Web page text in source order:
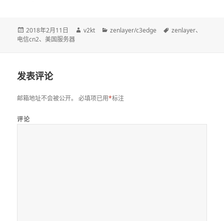
发
布
2018年2月11日
作
v2kt
分
zenlayer/c3edge
标
zenlayer、
电信cn2、美国服务器
发表评论
邮箱地址不会被公开。 必填项已用*标注
评论